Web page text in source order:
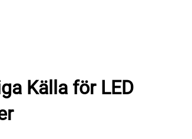
Källa för LED